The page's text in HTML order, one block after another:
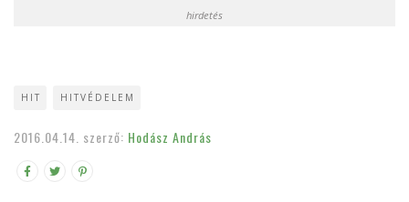
hirdetés
HIT HITVÉDELEM
2016.04.14. szerző: Hodász András